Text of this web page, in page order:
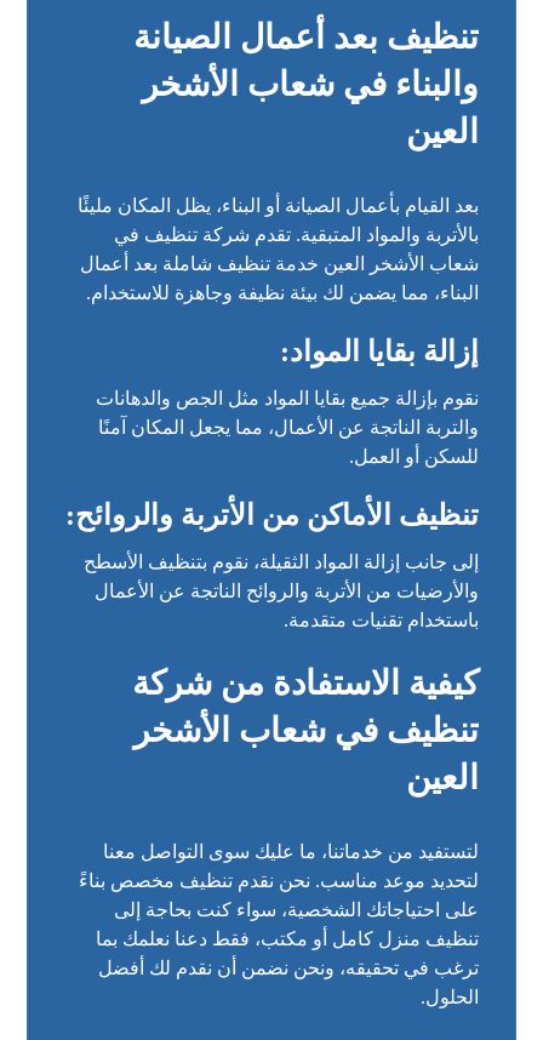
تنظيف بعد أعمال الصيانة
والبناء في شعاب الأشخر
العين
بعد القيام بأعمال الصيانة أو البناء، يظل المكان مليئًا
بالأتربة والمواد المتبقية. تقدم شركة تنظيف في
شعاب الأشخر العين خدمة تنظيف شاملة بعد أعمال
البناء، مما يضمن لك بيئة نظيفة وجاهزة للاستخدام.
إزالة بقايا المواد:
نقوم بإزالة جميع بقايا المواد مثل الجص والدهانات
والتربة الناتجة عن الأعمال، مما يجعل المكان آمنًا
للسكن أو العمل.
تنظيف الأماكن من الأتربة والروائح:
إلى جانب إزالة المواد الثقيلة، نقوم بتنظيف الأسطح
والأرضيات من الأتربة والروائح الناتجة عن الأعمال
باستخدام تقنيات متقدمة.
كيفية الاستفادة من شركة
تنظيف في شعاب الأشخر
العين
لتستفيد من خدماتنا، ما عليك سوى التواصل معنا
لتحديد موعد مناسب. نحن نقدم تنظيف مخصص بناءً
على احتياجاتك الشخصية، سواء كنت بحاجة إلى
تنظيف منزل كامل أو مكتب، فقط دعنا نعلمك بما
ترغب في تحقيقه، ونحن نضمن أن نقدم لك أفضل
الحلول.